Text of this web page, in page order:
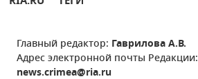
Главный редактор: Гаврилова А.В.
Адрес электронной почты Редакции:
news.crimea@ria.ru